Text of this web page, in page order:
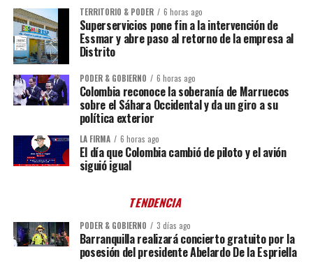
TERRITORIO & PODER 6 horas ago
Superservicios pone fin a la intervención de
Essmar y abre paso al retorno de la empresa al
Distrito
PODER & GOBIERNO 6 horas ago
Colombia reconoce la soberanía de Marruecos
sobre el Sáhara Occidental y da un giro a su
política exterior
LA FIRMA 6 horas ago
El día que Colombia cambió de piloto y el avión
siguió igual
TENDENCIA
PODER & GOBIERNO 3 días ago
Barranquilla realizará concierto gratuito por la
posesión del presidente Abelardo De la Espriella